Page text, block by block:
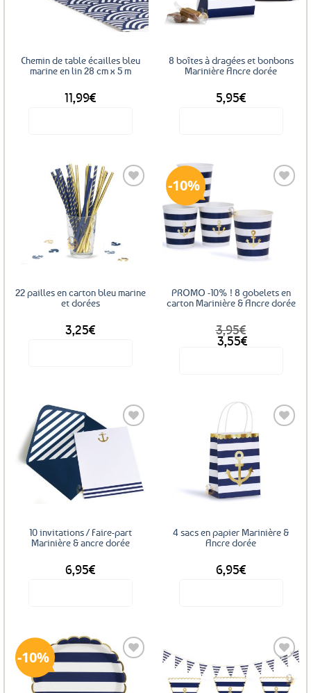
favoris
Chemin de table écailles bleu
marine en lin 28 cm x 5 m
11,99€
8 boîtes à dragées et bonbons
Marinière Ancre dorée
5,95€
22 pailles en carton bleu marine
et dorées
3,25€
10%
Ajouter
favoris
PROMO -10% ! 8 gobelets en
carton Marinière & Ancre dorée
3,95€
Le
prix
3,55€
Le
prix
10 invitations / Faire-part
Marinière & ancre dorée
6,95€
4 sacs en papier Marinière &
Ancre dorée
6,95€
10%
Ajouter Ajouter